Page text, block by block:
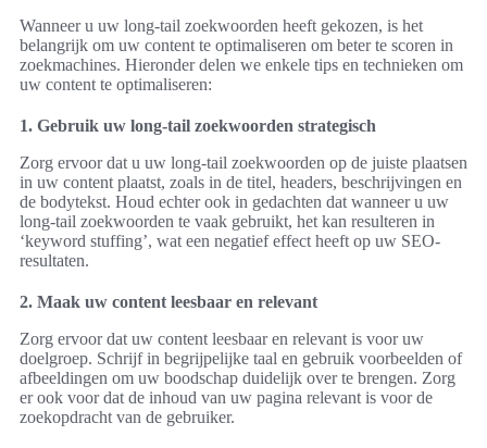
Wanneer u uw long-tail zoekwoorden heeft gekozen, is het
belangrijk om uw content te optimaliseren om beter te scoren in
zoekmachines. Hieronder delen we enkele tips en technieken om
uw content te optimaliseren:
1. Gebruik uw long-tail zoekwoorden strategisch
Zorg ervoor dat u uw long-tail zoekwoorden op de juiste plaatsen
in uw content plaatst, zoals in de titel, headers, beschrijvingen en
de bodytekst. Houd echter ook in gedachten dat wanneer u uw
long-tail zoekwoorden te vaak gebruikt, het kan resulteren in
‘keyword stuffing’, wat een negatief effect heeft op uw SEO-
resultaten.
2. Maak uw content leesbaar en relevant
Zorg ervoor dat uw content leesbaar en relevant is voor uw
doelgroep. Schrijf in begrijpelijke taal en gebruik voorbeelden of
afbeeldingen om uw boodschap duidelijk over te brengen. Zorg
er ook voor dat de inhoud van uw pagina relevant is voor de
zoekopdracht van de gebruiker.